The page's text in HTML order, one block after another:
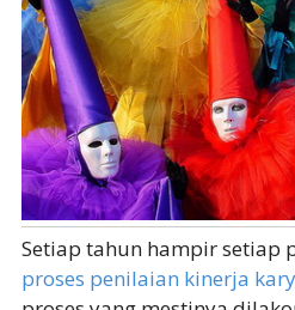
Setiap tahun hampir setiap
proses penilaian kinerja